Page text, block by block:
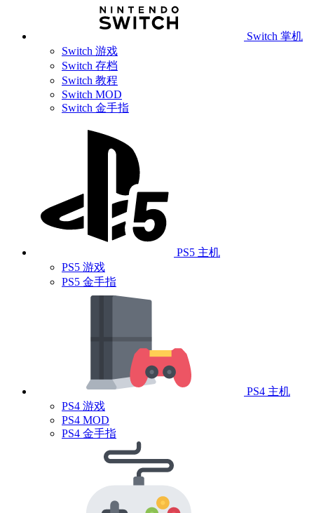
Switch 掌机
Switch 游戏
Switch 存档
Switch 教程
Switch MOD
Switch 金手指
PS5 主机
PS5 游戏
PS5 金手指
PS4 主机
PS4 游戏
PS4 MOD
PS4 金手指